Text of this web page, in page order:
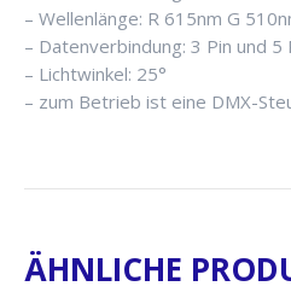
– Wellenlänge: R 615nm G
– Datenverbindung: 3 Pin und 5
– Lichtwinkel: 25°
– zum Betrieb ist eine DMX-
ÄHNLICHE